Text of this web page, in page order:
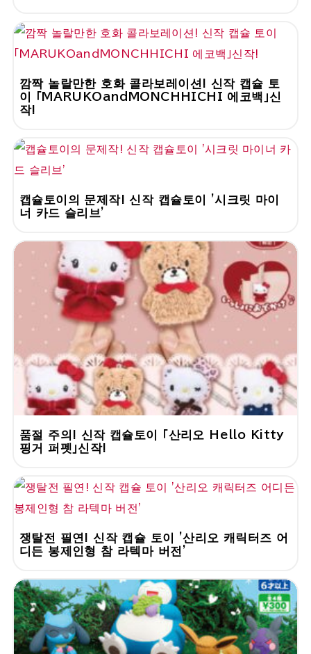
깜짝 놀랄만한 호화 콜라보레이션! 신작 캡슐 토
이 「MARUKOandMONCHHICHI 에코백」신
작!
캡슐토이의 문제작! 신작 캡슐토이 '시크릿 마이
너 카드 슬리브'
품절 주의! 신작 캡슐토이 「산리오 Hello Kitty
핑거 퍼펫」신작!
쟁탈전 필연! 신작 캡슐 토이 '산리오 캐릭터즈 어
디든 봉제인형 참 라텍마 버전'